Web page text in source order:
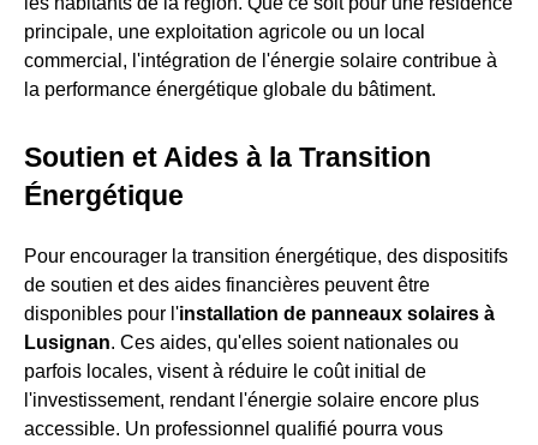
principale, une exploitation agricole ou un local
commercial, l'intégration de l'énergie solaire contribue à
la performance énergétique globale du bâtiment.
Soutien et Aides à la Transition
Énergétique
Pour encourager la transition énergétique, des dispositifs
de soutien et des aides financières peuvent être
disponibles pour l'installation de panneaux solaires à
Lusignan. Ces aides, qu'elles soient nationales ou
parfois locales, visent à réduire le coût initial de
l'investissement, rendant l'énergie solaire encore plus
accessible. Un professionnel qualifié pourra vous